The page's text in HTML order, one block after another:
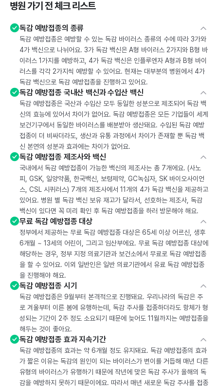
병원 가기 전 체크 리스트
독감 예방접종의 종류
독감 예방접종은 예방할 수 있는 독감 바이러스 종류의 수에 따라 3가와
4가 백신으로 나뉘어요. 3가 독감 백신은 A형 바이러스 2가지와 B형 바
이러스 1가지를 예방하고, 4가 독감 백신은 인플루엔자 A형과 B형 바이
러스를 각각 2가지씩 예방할 수 있어요. 현재는 대부분의 병원에서 4가
독감 백신으로 독감 예방접종을 진행하고 있어요.
독감 예방접종 국내산 백신과 수입산 백신
독감 예방접종은 국산과 수입산 모두 동일한 성분으로 제조되어 독감 백
신의 효능에 있어서 차이가 없어요. 독감 예방접종은 모든 기업들이 세계
보건기구에서 동일한 바이러스를 배분받아 생산돼요. 수입된 독감 예방
접종이 더 비싸더라도, 생산과 유통 과정에서 차이가 존재할 뿐 독감 백
신 본연의 성분과 효과에는 차이가 없어요.
독감 예방접종 제조사와 백신
국내에서 독감 예방접종이 가능한 백신의 제조사는 총 7개에요. (사노
피, GSK, 일양약품, 한국백신, 보령제약, GC녹십자, SK 바이오사이언
스, CSL 시퀴러스) 7개의 제조사에서 11개의 4가 독감 백신을 제공하고
있어요. 병원 별 독감 백신 보유 재고가 달라서, 선호하는 제조사, 독감
백신이 있다면 꼭 미리 확인 후 독감 예방접종을 하러 방문해야 해요.
무료 독감 예방접종 대상
정부에서 제공하는 무료 독감 예방접종 대상은 65세 이상 어르신, 생후
6개월 ~ 13세의 어린이, 그리고 임산부에요. 무료 독감 예방접종 대상에
해당하는 경우, 정부 지정 의료기관과 보건소에서 무료로 독감 예방접종
을 할 수 있어요. 이외 일반인은 일반 의료기관에서 유료 독감 예방접종
을 진행해야 해요.
독감 예방접종 시기
독감 예방접종은 9월부터 본격적으로 진행돼요. 우리나라의 독감은 주
로 겨울부터 이른 봄에 유행하는데, 독감 주사를 접종하더라도 항체가 형
성되는 기간이 2주 정도 소요되기 때문에 늦어도 11월까지는 예방접종을
해두는 것이 좋아요.
독감 예방접종 효과 지속기간
독감 예방접종의 효과는 약 6개월 정도 유지돼요. 독감 예방접종의 효과
가 짧은 이유는 독감의 원인이 되는 바이러스가 변이를 거듭해 매년 다른
유형의 바이러스가 유행하기 때문에 작년에 맞은 독감 주사가 올해의 독
감을 예방하지 못하기 때문이에요. 따라서 매년 새로운 독감 주사를 접종